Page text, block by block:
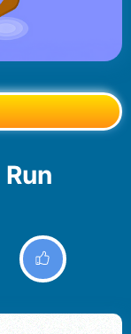
Run